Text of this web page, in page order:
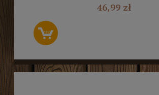
46,99 zł